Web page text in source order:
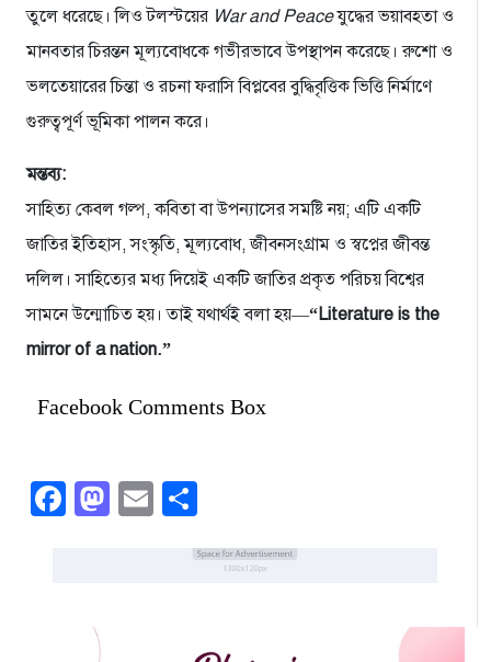
তুলে ধরেছে। লিও টলস্টয়ের War and Peaceযুদ্ধের ভয়াবহতা ও
মানবতার চিরন্তন মূল্যবোধকে গভীরভাবে উপস্থাপন করেছে। রুশো ও
ভলতেয়ারের চিন্তা ও রচনা ফরাসি বিপ্লবের বুদ্ধিবৃত্তিক ভিত্তি নির্মাণে
গুরুত্বপূর্ণ ভূমিকা পালন করে।
মন্তব্য:
সাহিত্য কেবল গল্প, কবিতা বা উপন্যাসের সমষ্টি নয়; এটি একটি
জাতির ইতিহাস, সংস্কৃতি, মূল্যবোধ, জীবনসংগ্রাম ও স্বপ্নের জীবন্ত
দলিল। সাহিত্যের মধ্য দিয়েই একটি জাতির প্রকৃত পরিচয় বিশ্বের
সামনে উন্মোচিত হয়। তাই যথার্থই বলা হয়—“Literature is the
mirror of a nation.”
Facebook Comments Box
Facebook
Mastodon
Email